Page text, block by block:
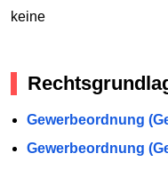
keine
Gewerbeordnung
Gewerbeordnung